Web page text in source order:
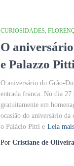
CURIOSIDADES
O
e Palazzo
O aniversário do Grão-
entrada franca. No dia 27
gratuitamente em
ocasião do aniversário
o Palácio Pitti e Leia mais
Por Cristiane de Oliveira